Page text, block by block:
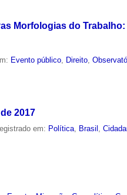
Morfologias do Trabalho:
Evento público Direito ,
2017
em: Política Brasil ,